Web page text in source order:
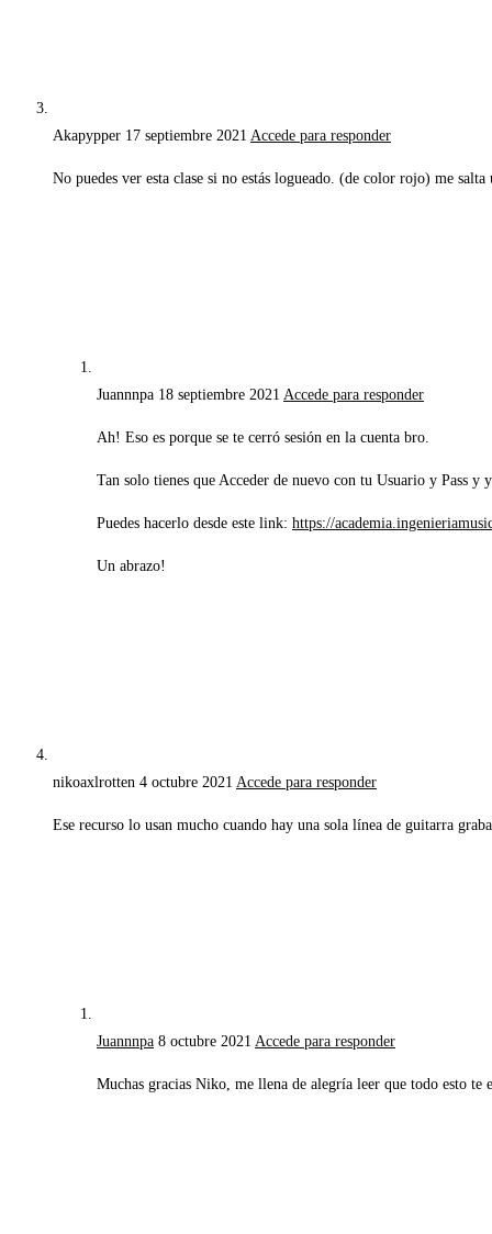
Akapypper 17 septiembre 2021 Accede para responder
No puedes ver esta clase si no estás logueado. (de color rojo) me salta
Juannnpa 18 septiembre 2021 Accede para responder
Ah! Eso es porque se te cerró sesión en la cuenta bro.
Tan solo tienes que Acceder de nuevo con tu Usuario y Pass y
Puedes hacerlo desde este link: https://
Un abrazo!
nikoaxlrotten 4 octubre 2021 Accede para responder
Ese recurso lo usan mucho cuando hay una sola línea de guitarra
Juannnpa 8 octubre 2021 Accede para responder
Muchas gracias Niko, me llena de alegría leer que todo esto